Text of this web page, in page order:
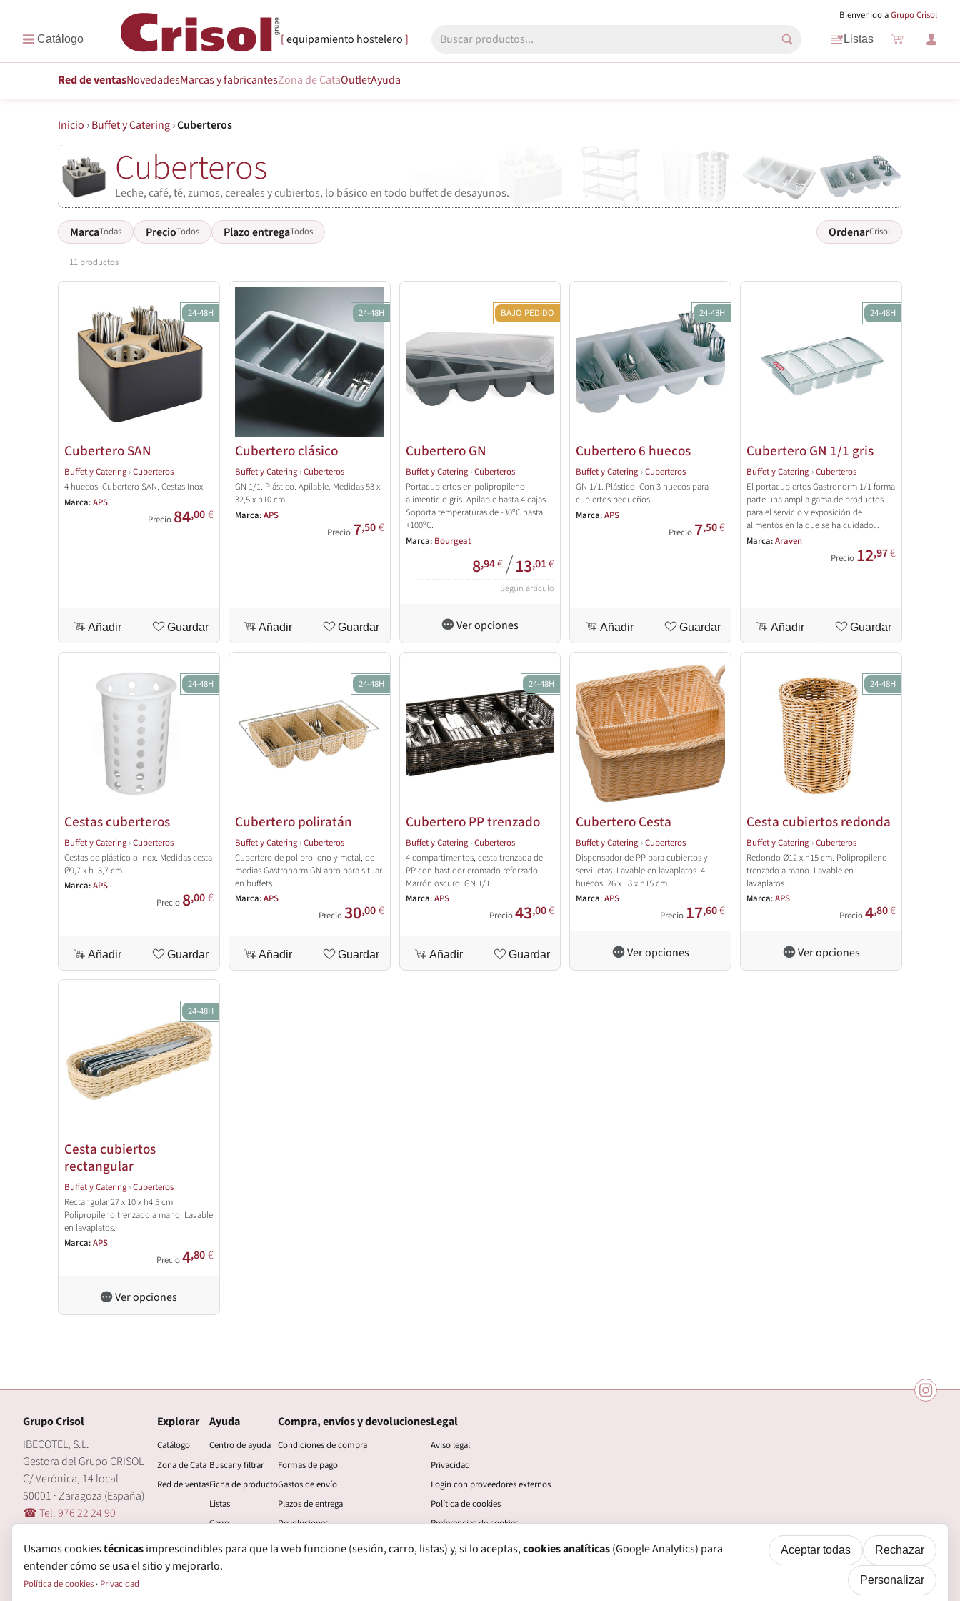
Bienvenido aGrupo Crisol
equipamiento hostelero Listas
Red de ventasNovedadesMarcasy fabricantesZona de CataOutletAyuda
Inicio ›Buffet y Catering›Cuberteros
Cuberteros
Leche, café, té, zumos, cereales y cubiertos, lo básico en todo buffet de desayunos.
MarcaTodas PrecioTodos Plazo entregaTodos OrdenarCrisol
11 productos
24-48H
Cubertero SAN
Buffet y Catering ›Cuberteros
4 huecos. Cubertero SAN. Cestas Inox.
Marca:APS
Precio 84,00€
Añadir Guardar
24-48H
Cubertero clásico
Buffet y Catering ›Cuberteros
GN 1/1. Plástico. Apilable. Medidas 53 x
32,5 x h10 cm
Marca:APS
Precio 7,50€
Añadir Guardar
BAJO PEDIDO
Cubertero GN
Buffet y Catering ›Cuberteros
Portacubiertos en polipropileno
alimenticio gris. Apilable hasta 4 cajas.
Soporta temperaturas de -30ºC hasta
+100ºC.
Marca: Bourgeat
8,94€/13,01€
Según artículo
Ver opciones
24-48H
Cubertero 6 huecos
Buffet y Catering ›Cuberteros
GN 1/1. Plástico. Con 3 huecos para
cubiertos pequeños.
Marca:APS
Precio 7,50€
Añadir Guardar
24-48H
Cubertero GN 1/1 gris
Buffet y Catering ›Cuberteros
El portacubiertos Gastronorm 1/1 forma
parte una amplia gama de productos
para el servicio y exposición de
alimentos en la que se ha cuidado
tanto el diseño
Marca:Araven
Precio 12,97€
Añadir Guardar
24-48H
Cestas cuberteros
Buffet y Catering ›Cuberteros
Cestas de plástico o inox. Medidas cesta
Ø9,7 x h13,7 cm.
Marca:APS
Precio 8,00€
Añadir Guardar
24-48H
Cubertero poliratán
Buffet y Catering ›Cuberteros
Cubertero de poliproileno y metal, de
medias Gastronorm GN apto para situar
en buffets.
Marca:APS
Precio30,00€
Añadir Guardar
24-48H
Cubertero PP trenzado
Buffet y Catering ›Cuberteros
4 compartimentos, cesta trenzada de
PP con bastidor cromado reforzado.
Marrón oscuro. GN 1/1.
Marca:APS
Precio43,00€
Añadir Guardar
Cubertero Cesta
Buffet y Catering ›Cuberteros
Dispensador de PP para cubiertos y
servilletas. Lavable en lavaplatos. 4
huecos. 26 x 18 x h15 cm.
Marca:APS
Precio 17,60€
Ver opciones
24-48H
Cesta cubiertos redonda
Buffet y Catering ›Cuberteros
Redondo Ø12 x h15 cm. Polipropileno
trenzado a mano. Lavable en
lavaplatos.
Marca:APS
Precio4,80€
Ver opciones
24-48H
Cesta cubiertos
rectangular
Buffet y Catering ›Cuberteros
Rectangular 27 x 10 x h4,5 cm.
Polipropileno trenzado a mano. Lavable
en lavaplatos.
Marca:APS
Precio4,80€
Ver opciones
Grupo Crisol
IBECOTEL, S.L.
Gestora del Grupo CRISOL
C/ Verónica, 14 local
50001 · Zaragoza (España)
☎ Tel. 976 22 24 90
Explorar
Catálogo
Zona de Cata
Red de ventas
Ayuda
Centro de ayuda
Buscar y filtrar
Ficha de producto
Listas
Carro
Mi cuenta
Compra, envíos y devoluciones
Condiciones de compra
Formas de pago
Gastos de envío
Plazos de entrega
Devoluciones
Garantía
Legal
Aviso legal
Privacidad
Login con proveedores externos
Política de cookies
Preferencias de cookies
© Grupo Crisol, 2026 — IBECOTEL, S.L. Todos los derechos reservados.
Usamos cookiestécnicasimprescindibles para que la web funcione (sesión, carro, listas) y, si lo aceptas,cookies analíticas(Google Analytics) para
entender cómo se usa el sitio y mejorarlo.
Política de cookies · Privacidad
Aceptar todas Rechazar
Personalizar